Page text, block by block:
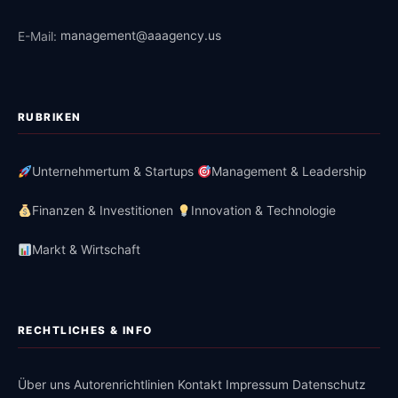
E-Mail: management@aaagency.us
RUBRIKEN
Unternehmertum & Startups Management & Leadership
Finanzen & Investitionen Innovation & Technologie
Markt & Wirtschaft
RECHTLICHES & INFO
Über uns Autorenrichtlinien Kontakt Impressum Datenschutz